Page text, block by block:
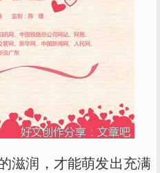
润，才能萌发出充满